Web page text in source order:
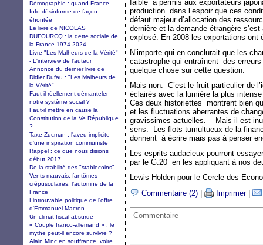
faible a permis aux exportateurs
production dans l’espoir que ces
défaut majeur d’allocation des
dernière et la demande étrangère
explosé. En 2008 les exportations ont
N’importe qui en conclurait que les
catastrophe qui entraînent des
quelque chose sur cette question.
Mais non. C’est le fruit particulier de
éclairés avec la lumière la plus
Ces deux historiettes montrent bien
et les fluctuations aberrantes de
gravissimes actuelles. Mais il est
sens. Les flots tumultueux de la
donnent à écrire mais pas à penser
Les esprits audacieux pourront
par le G.20 en les appliquant à nos
Lewis Holden pour le Cercle des
Commentaire (2)
Imprimer|
Commentaire
Démographie : quand France
Info désinforme de façon
éhontée
Le livre de NICOLAS
DUFOURCQ : la dette sociale de
la France 1974-2024
Livre "Les Malheurs de la Vérité"
- L'interview de l'auteur
Annonce du dernier livre de
Didier Dufau : "Les Malheurs de
la Vérité"
Faut-il réellement démanteler
notre système social ?
Faut-il mettre en cause la
Constitution de la Ve République
?
Taxe Zucman : l'aveu implicite
d'une inspiration communiste
Rappel : ce que nous disions
début 2017
De la stabilité des "stablecoins"
Vents mauvais, fantômes
crépusculaires, l’automne de la
France
Lintrouvable politique de l'offre
d'Emmanuel Macron
Un climat fiscal absurde
« Couple franco-allemand » : le
mythe peut-il encore survivre ?
Alain Minc en souffrance, voire